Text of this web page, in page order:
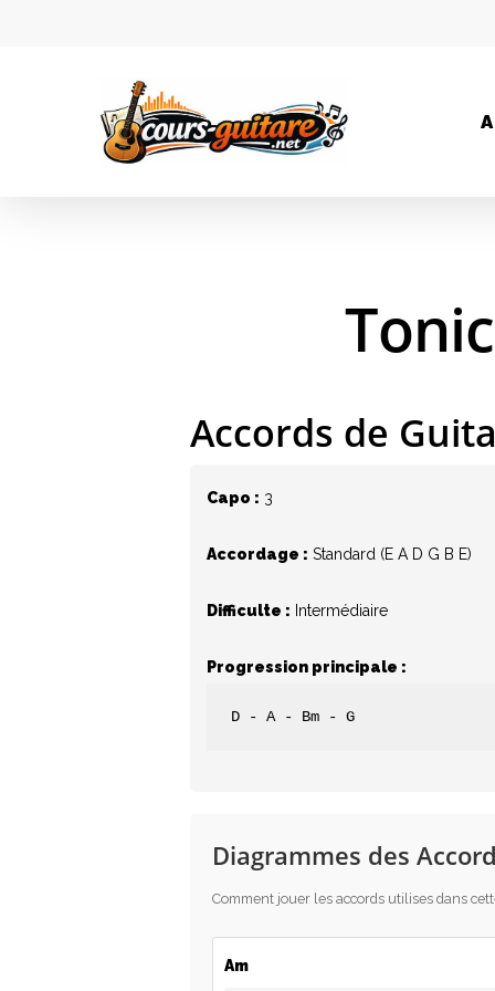
A
Accords de
Capo : 3
Accordage : Standard (E A D G B E)
Difficulte : Intermédiaire
Progression principale :
D - A - Bm - G
Diagrammes des
Comment jouer les accords utilises dans
Am